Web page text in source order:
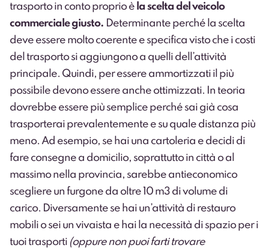
trasporto in conto proprio è la scelta del veicolo
commerciale giusto. Determinante perché la scelta
deve essere molto coerente e specifica visto che i costi
del trasporto si aggiungono a quelli dell’attività
principale. Quindi, per essere ammortizzati il più
possibile devono essere anche ottimizzati. In teoria
dovrebbe essere più semplice perché sai già cosa
trasporterai prevalentemente e su quale distanza più
meno. Ad esempio, se hai una cartoleria e decidi di
fare consegne a domicilio, soprattutto in città o al
massimo nella provincia, sarebbe antieconomico
scegliere un furgone da oltre 10 m3 di volume di
carico. Diversamente se hai un’attività di restauro
mobili o sei un vivaista e hai la necessità di spazio per i
tuoi trasporti (oppure non puoi farti trovare